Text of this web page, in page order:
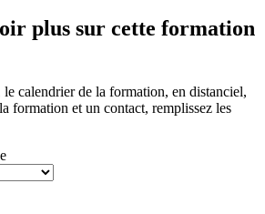
plus sur cette formation
calendrier de la formation, en distanciel,
formation et un contact, remplissez les